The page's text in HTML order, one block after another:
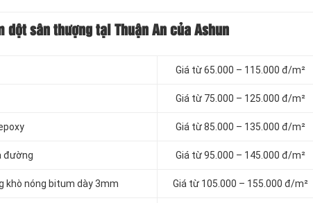
dột sân thượng tại Thuận An của Ashun
Giá từ 65.000 – 115.000 đ/m²
Giá từ 75.000 – 125.000 đ/m²
Giá từ 85.000 – 135.000 đ/m²
đường Giá từ 95.000 – 145.000 đ/m²
khò nóng bitum dày 3mm Giá từ 105.000 – 155.000 đ/m²